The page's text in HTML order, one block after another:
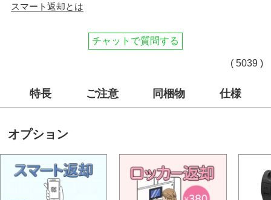
スマート返却とは
チャットで質問する
( 5039 )
特長 ご注意 同梱物 仕様
オプション